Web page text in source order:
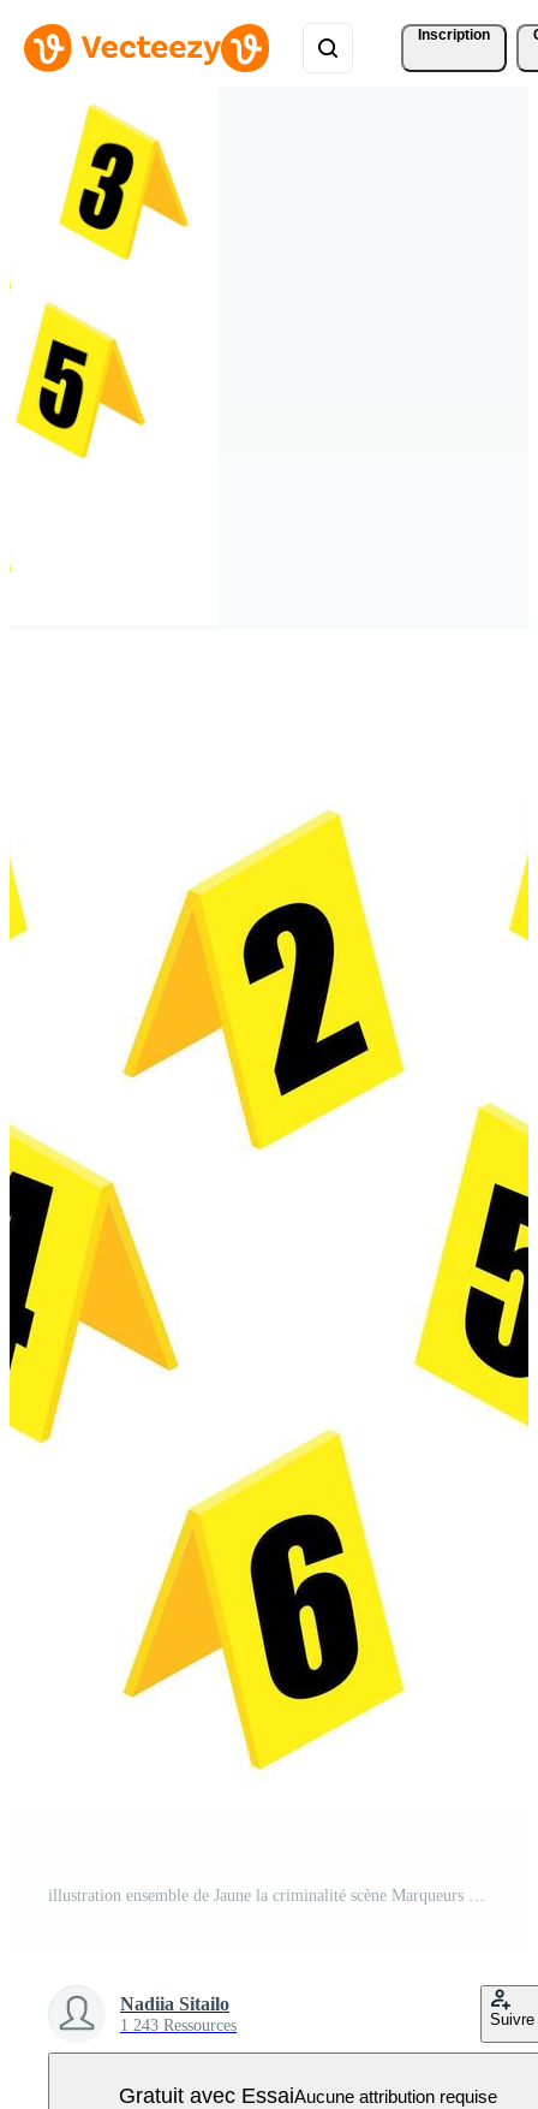
Inscription
illustration ensemble de Jaune la criminalité scène Marqueurs avec Nombres. Vecteur Pro
Nadiia Sitailo
1 243 Ressources Suivre
Gratuit avec EssaiAucune attribution requise